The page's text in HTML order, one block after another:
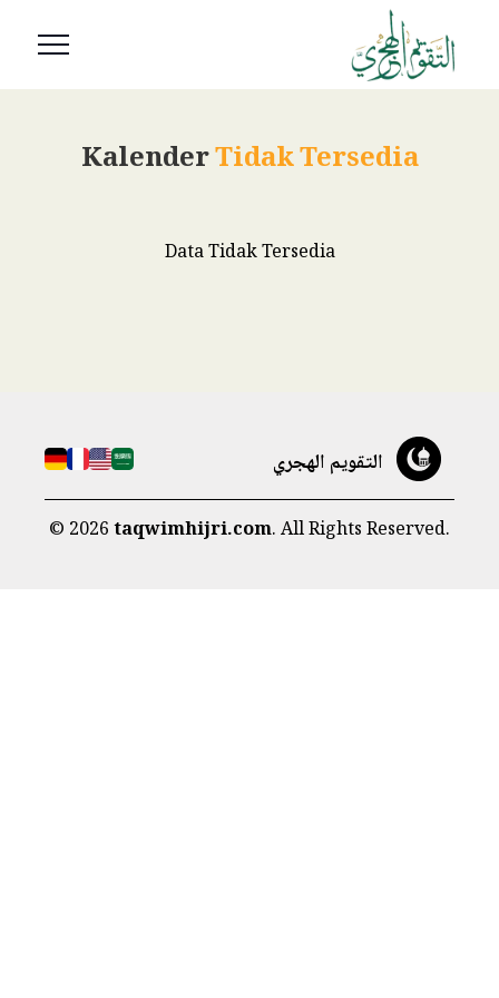
KalenderTidak Tersedia
Data Tidak Tersedia
التقويم الهجري
© 2026taqwimhijri.com. All Rights Reserved.